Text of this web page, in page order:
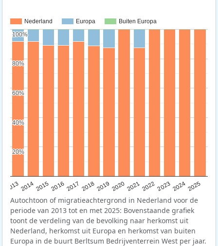
Nederland Europa Buiten Europa
20132014201520162017 20182019 202020212022202320242025
20%
20%
40%
40%
60%
60%
80%
80%
100%
100%
Autochtoon of migratieachtergrond in Nederland voor de
periode van 2013 tot en met 2025: Bovenstaande grafiek
toont de verdeling van de bevolking naar herkomst uit
Nederland, herkomst uit Europa en herkomst van buiten
Europa in de buurt Berltsum Bedrijventerrein West per jaar.